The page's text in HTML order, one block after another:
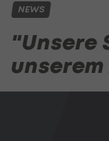
NEWS
"Unsere